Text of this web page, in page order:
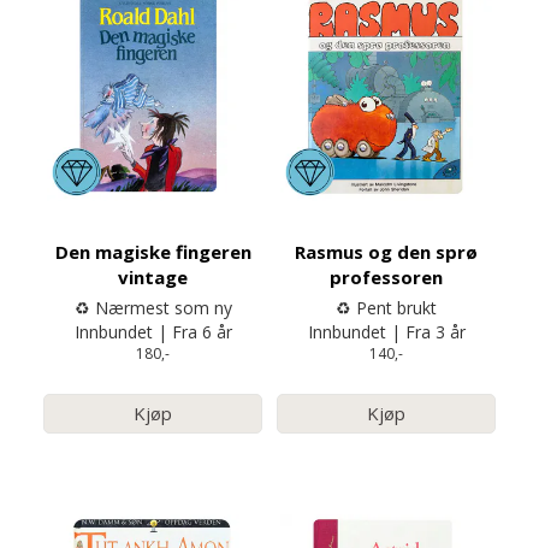
Den magiske fingeren
vintage
♻️ Nærmest som ny
Innbundet | Fra 6 år
180,-
Kjøp
Rasmus og den sprø
professoren
♻️ Pent brukt
Innbundet | Fra 3 år
140,-
Kjøp